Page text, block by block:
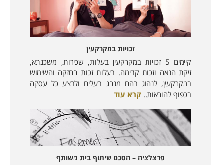
זכויות במקרקעין
קיימים 5 זכויות במקרקעין בעלות, שכירות, משכנתא,
זיקת הנאה וזכות קדימה. בעלות זכות החזקה והשימוש
במקרקעין, לנהוג בהם מנהג בעלים ולבצע כל עסקה
בכפוף להוראות.. קרא עוד
פרצלציה – הסכם שיתוף בית משותף